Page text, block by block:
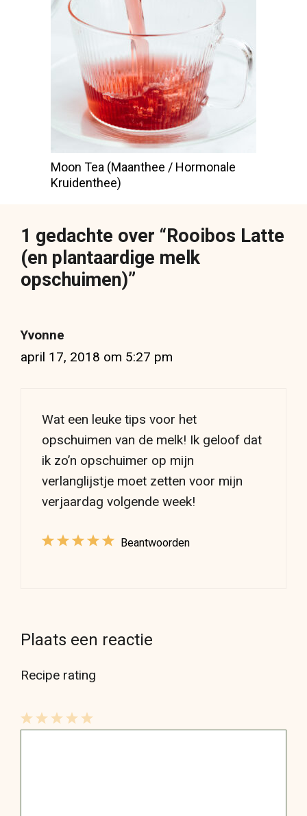
Moon Tea (Maanthee / Hormonale
Kruidenthee)
1 gedachte over “Rooibos Latte
(en plantaardige melk
opschuimen)”
Yvonne
april 17, 2018 om 5:27 pm
Wat een leuke tips voor het
opschuimen van de melk! Ik geloof dat
ik zo’n opschuimer op mijn
verlanglijstje moet zetten voor mijn
verjaardag volgende week!
Beantwoorden
Plaats een reactie
Recipe rating